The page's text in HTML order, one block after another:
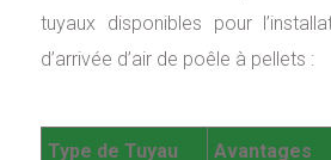
tuyaux disponibles pour
d’arrivée d’air de poêle à pellets :
Type de Tuyau Avantages